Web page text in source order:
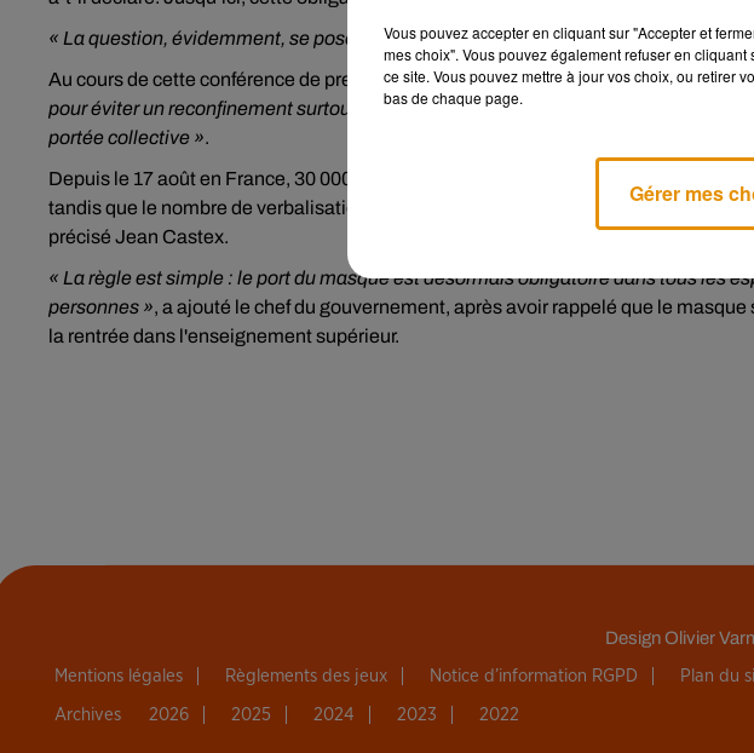
« La question, évidemment, se pose pour la petite couronne, compte tenu des
Au cours de cette conférence de presse, le Premier ministre a également rappelé
pour éviter un reconfinement surtout généralisé »face à la recrudescence de
portée collective ».
Depuis le 17 août en France, 30 000 contrôles de port du masque ont entraîné 1
tandis que le nombre de verbalisations pour infraction aux règles du port du
précisé Jean Castex.
« La règle est simple : le port du masque est désormais obligatoire dans tous les
personnes », a ajouté le chef du gouvernement, après avoir rappelé que le
la rentrée dans l'enseignement supérieur.
DesignOlivier
Mentions légales Règlements des jeux Notice d’information RGPD Plan du
Archives 2026 2025 2024 2023 2022
Vous pouvez accepter en cliquant sur "Accepter et
mes choix". Vous pouvez également refuser en
ce site. Vous pouvez mettre à jour vos choix, ou retirer
bas de chaque page.
Gérer mes